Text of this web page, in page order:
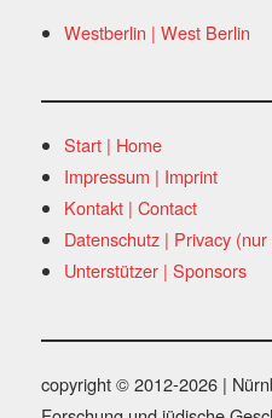
Westberlin | West Berlin
Start | Home
Impressum | Imprint
Kontakt | Contact
Datenschutz | Privacy
Unterstützer | Sponsors
copyright © 2012-2026 |